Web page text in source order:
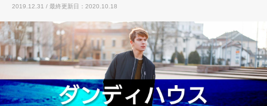
2019.12.31 / 最終更新日：2020.10.18